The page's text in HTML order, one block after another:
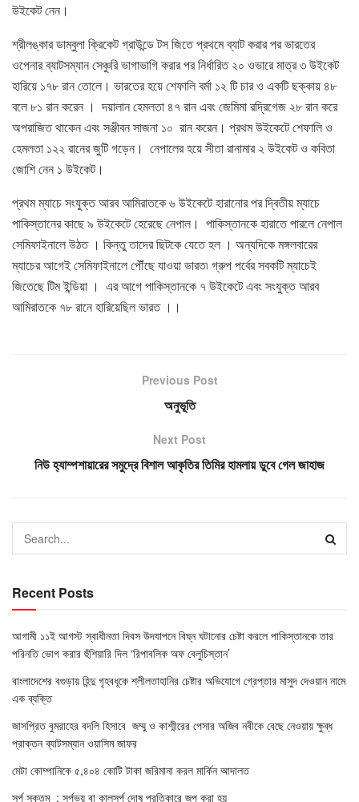
উইকেট নেন।
শ্রীলঙ্কার ডাম্বুলা ক্রিকেট গ্রাউন্ডে টস জিতে প্রথমে ব্যাট করার পর ভারতের
ওপেনার ব্যাটসম্যান সেঞ্চুরি ভাগাভাগি করার পর নির্ধারিত ২০ ওভারে মাত্র ৩ উইকেট
হারিয়ে ১৭৮ রান তোলে। ভারতের হয়ে শেফালি বর্মা ১২ টি চার ও একটি ছক্কায় ৪৮
বলে ৮১ রান করেন । দয়ালান হেমলতা ৪৭ রান এবং জেমিমা রদ্রিগেজ ২৮ রান করে
অপরাজিত থাকেন এবং সঞ্জীবন সাজনা ১০ রান করেন। প্রথম উইকেটে শেফালি ও
হেমলতা ১২২ রানের জুটি গড়েন। নেপালের হয়ে সীতা রানামার ২ উইকেট ও কবিতা
জোশি নেন ১ উইকেট।
প্রথম ম্যাচে সংযুক্ত আরব আমিরাতকে ৬ উইকেটে হারানোর পর দ্বিতীয় ম্যাচে
পাকিস্তানের কাছে ৯ উইকেটে হেরেছে নেপাল। পাকিস্তানকে হারাতে পারলে নেপাল
সেমিফাইনালে উঠত । কিন্তু তাদের ছিটকে যেতে হল । অন্যদিকে মঙ্গলবারের
ম্যাচের আগেই সেমিফাইনালে পৌঁছে যাওয়া ভারত৷ গ্রুপ পর্বের সবকটি ম্যাচেই
জিতেছে টিম ইন্ডিয়া । এর আগে পাকিস্তানকে ৭ উইকেটে এবং সংযুক্ত আরব
আমিরাতকে ৭৮ রানে হারিয়েছিল ভারত ।।
Previous Post
অনুভূতি
Next Post
নিউ হ্যাম্পশায়ারের সমুদ্রে বিশাল আকৃতির তিমির হামলায় ডুবে গেল জাহাজ
Recent Posts
আগামী ১১ই আগস্ট স্বাধীনতা দিবস উদযাপনে বিঘ্ন ঘটানোর চেষ্টা করলে পাকিস্তানকে তার
পরিনতি ভোগ করার হুঁশিয়ারি দিল ‘রিপাবলিক অফ বেলুচিস্তান’
বাংলাদেশের বগুড়ায় হিন্দু গৃহবধূকে শ্লীলতাহানির চেষ্টার অভিযোগে গ্রেপ্তার মাসুদ দেওয়ান নামে
এক ব্যক্তি
জাসপ্রিত বুমরাহের বদলি হিসাবে জম্মু ও কাশ্মীরের পেসার অজিব নবীকে বেছে নেওয়ায় ক্ষুব্ধ
প্রাক্তন ব্যাটসম্যান ওয়াসিম জাফর
মেটা কোম্পানিকে ৫,৪০৪ কোটি টাকা জরিমানা করল মার্কিন আদালত
সর্প সূক্তম্ : সর্পভয় বা কালসর্প দোষ প্রতিকারে জপ করা হয়